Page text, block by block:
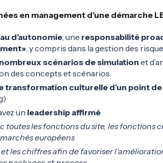
en management d’une démarche
d’autonomie, une responsabilité
, y compris dans la gestion des
scénarios de simulation et
des concepts et scénarios.
transformation culturelle d’un point
un leadership affirmé
toutes les fonctions du site, les fonctions
européens
les chiffres afin de favoriser